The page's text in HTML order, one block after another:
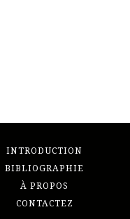
INTRODUCTION
BIBLIOGRAPHIE
À PROPOS
CONTACTEZ